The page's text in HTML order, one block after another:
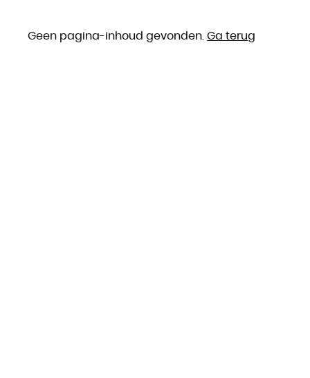
Geen pagina-inhoud gevonden. Ga terug